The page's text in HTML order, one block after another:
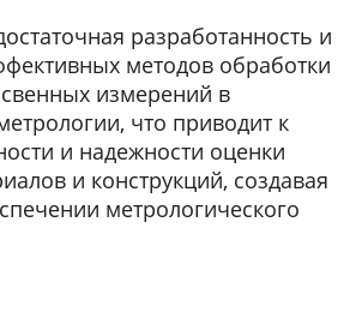
разработанность и
методов обработки
измерений в
что приводит к
и надежности оценки
и конструкций, создавая
метрологического